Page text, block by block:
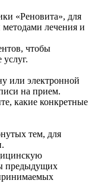
«Реновита», для
лечения и
чтобы
услуг.
или электронной
на прием.
какие конкретные
тем, для
предыдущих